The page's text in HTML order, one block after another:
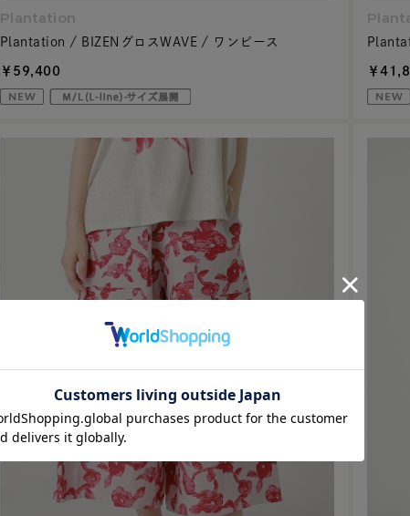
Plantation
Plantation / BIZENグロスWAVE / ワンピース
￥59,400 ￥